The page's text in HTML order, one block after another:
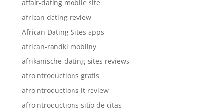
affair-dating mobile site
african dating review
African Dating Sites apps
african-randki mobilny
afrikanische-dating-sites reviews
afrointroductions gratis
afrointroductions it review
afrointroductions sitio de citas